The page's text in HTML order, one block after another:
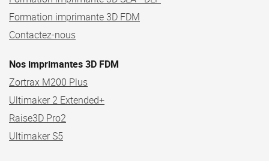
Formation imprimante 3D FDM
Contactez-nous
Nos imprimantes 3D FDM
Zortrax M200 Plus
Ultimaker 2 Extended+
Raise3D Pro2
Ultimaker S5